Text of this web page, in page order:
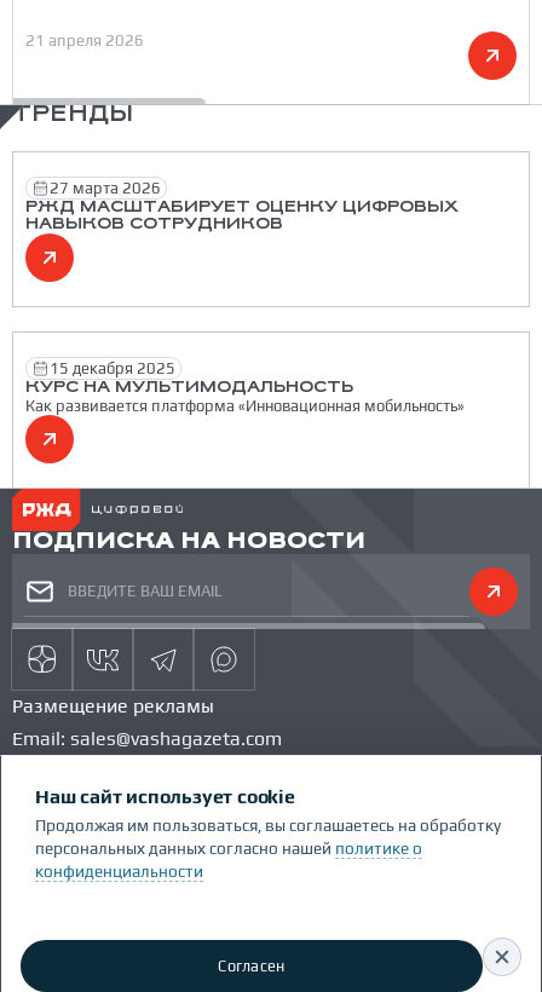
21 апреля 2026
ТРЕНДЫ
27 марта 2026
РЖД МАСШТАБИРУЕТ ОЦЕНКУ ЦИФРОВЫХ
НАВЫКОВ СОТРУДНИКОВ
15 декабря 2025
КУРС НА МУЛЬТИМОДАЛЬНОСТЬ
Как развивается платформа «Инновационная мобильность»
ПОДПИСКА НА НОВОСТИ
Размещение рекламы
Email: sales@vashagazeta.com
КОМАНДА ПРОЕКТА
КОНКУРС
ГЛОССАРИЙ
Сделано Люди.People
Наш сайт использует cookie
Продолжая им пользоваться, вы соглашаетесь на обработку
персональных данных согласно нашей политике о
конфиденциальности
Согласен